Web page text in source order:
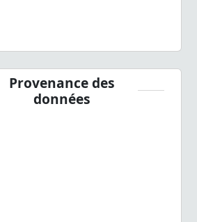
Provenance des
données